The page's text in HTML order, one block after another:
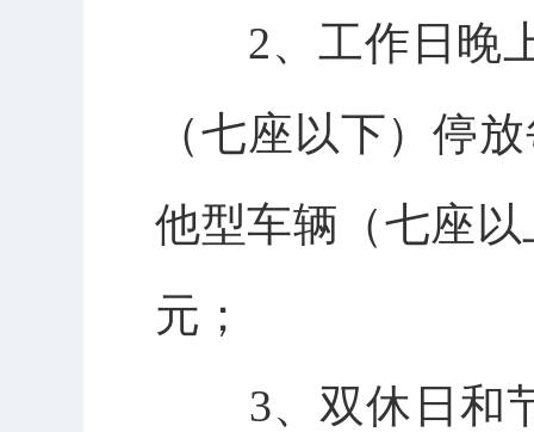
2、工作日晚
（七座以下）停
他型车辆（七座
元；
3、双休日和